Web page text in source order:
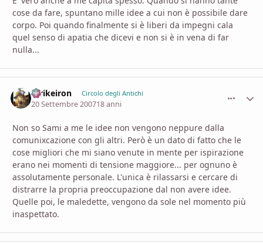
cose da fare, spuntano mille idee a cui non è possibile dare
corpo. Poi quando finalmente si è liberi da impegni cala
quel senso di apatia che dicevi e non si è in vena di far
nulla...
Strikeiron Circolo degli Antichi
20 Settembre 200718 anni
Non so Sami a me le idee non vengono neppure dalla
comunixcazione con gli altri. Però è un dato di fatto che le
cose migliori che mi siano venute in mente per ispirazione
erano nei momenti di tensione maggiore... per ognuno è
assolutamente personale. L'unica è rilassarsi e cercare di
distrarre la propria preoccupazione dal non avere idee.
Quelle poi, le maledette, vengono da sole nel momento più
inaspettato.